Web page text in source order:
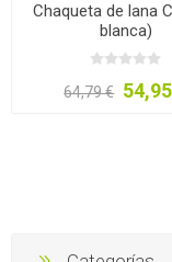
Chaqueta de lana
blanca)
64,79 €